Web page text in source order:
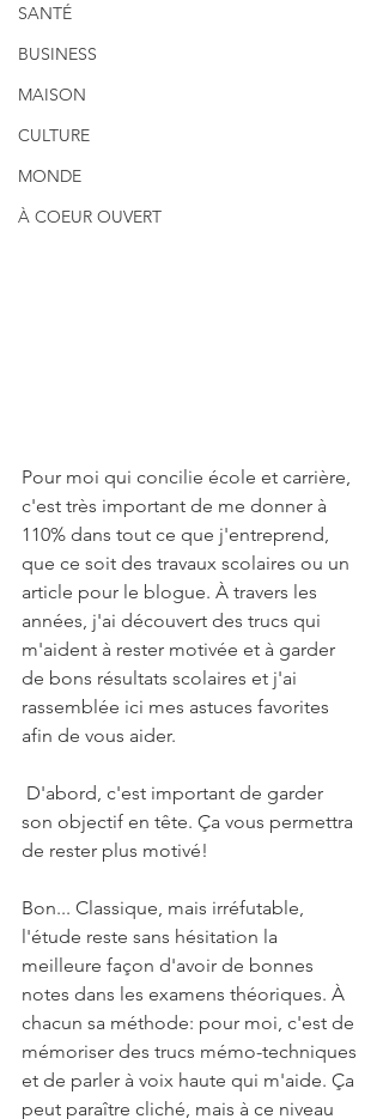
SANTÉ
BUSINESS
MAISON
CULTURE
MONDE
À COEUR OUVERT
Pour moi qui concilie école et carrière,
c'est très important de me donner à
110% dans tout ce que j'entreprend,
que ce soit des travaux scolaires ou un
article pour le blogue. À travers les
années, j'ai découvert des trucs qui
m'aident à rester motivée et à garder
de bons résultats scolaires et j'ai
rassemblée ici mes astuces favorites
afin de vous aider.
son objectif en tête. Ça vous permettra
de rester plus motivé!
Bon... Classique, mais irréfutable,
l'étude reste sans hésitation la
meilleure façon d'avoir de bonnes
notes dans les examens théoriques. À
chacun sa méthode: pour moi, c'est de
mémoriser des trucs mémo-techniques
et de parler à voix haute qui m'aide. Ça
peut paraître cliché, mais à ce niveau